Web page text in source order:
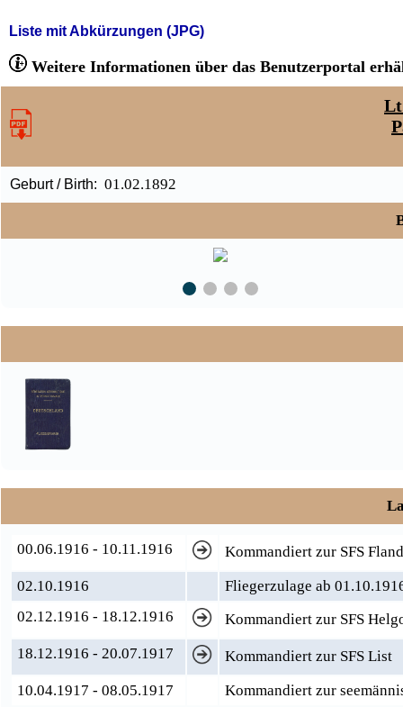
Liste mit Abkürzungen (JPG)
Weitere Informationen über das Benutzerportal
Geburt / Birth: 01.02.1892
00.06.1916 - 10.11.1916
Kommandiert zur SFS
02.10.1916
Fliegerzulage ab
02.12.1916 - 18.12.1916
Kommandiert zur SFS
18.12.1916 - 20.07.1917
Kommandiert zur SFS List
10.04.1917 - 08.05.1917
Kommandiert zur